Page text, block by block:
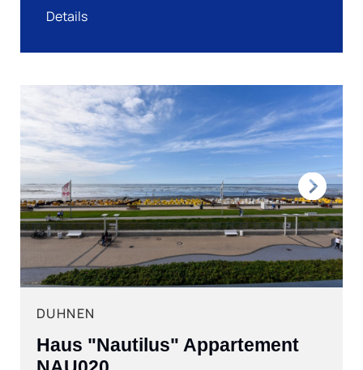
Details
Next
DUHNEN
Haus "Nautilus" Appartement